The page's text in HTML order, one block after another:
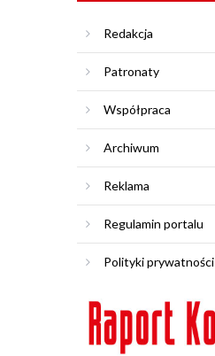
Redakcja
Patronaty
Współpraca
Archiwum
Reklama
Regulamin portalu
Polityki prywatności